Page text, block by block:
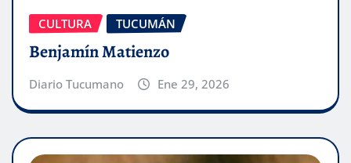
CULTURA TUCUMÁN
Benjamín Matienzo
Diario Tucumano Ene 29, 2026